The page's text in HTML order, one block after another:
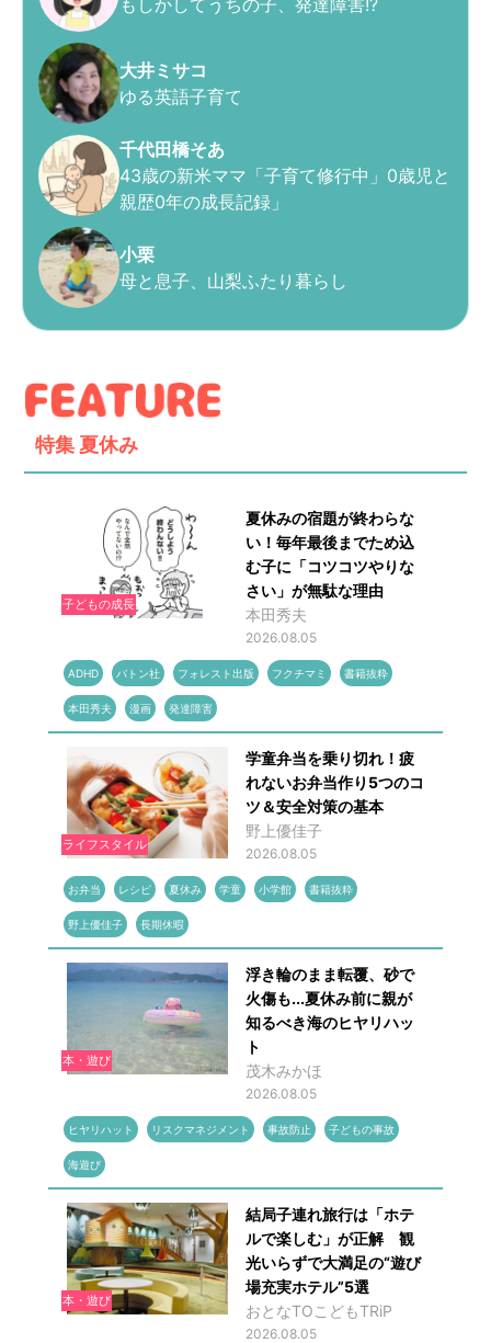
大井ミサコ
ゆる英語子育て
千代田橋そあ
43歳の新米ママ「子育て修行中」0歳児と
親歴0年の成長記録」
小栗
母と息子、山梨ふたり暮らし
特集 夏休み
子どもの成長
夏休みの宿題が終わらな
い！毎年最後までため込
む子に「コツコツやりな
さい」が無駄な理由
本田秀夫
2026.08.05
ADHD バトン社 フォレスト出版 フクチマミ 書籍抜粋
本田秀夫 漫画 発達障害
ライフスタイル
学童弁当を乗り切れ！疲
れないお弁当作り5つのコ
ツ＆安全対策の基本
野上優佳子
2026.08.05
お弁当 レシピ 夏休み 学童 小学館 書籍抜粋
野上優佳子 長期休暇
本・遊び
浮き輪のまま転覆、砂で
火傷も...夏休み前に親が
知るべき海のヒヤリハッ
ト
茂木みかほ
2026.08.05
ヒヤリハット リスクマネジメント 事故防止 子どもの事故
海遊び
本・遊び
結局子連れ旅行は「ホテ
ルで楽しむ」が正解 観
光いらずで大満足の“遊び
場充実ホテル”5選
おとなTOこどもTRiP
2026.08.05